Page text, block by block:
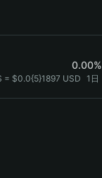
0.00%
= $0.0{5}1897 USD 1日